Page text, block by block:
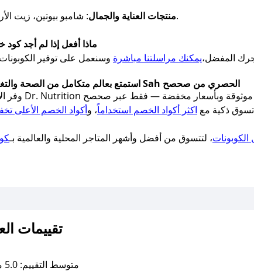
منتجات العناية والجمال: شامبو بيوتين، زيت الأرغان، فيتامينات البشرة.
ماذا أفعل إذا لم أجد
المفضل،يمكنك مراسلتنا مباشرة
استمتع بعالم متكامل من الصحة والتغذية بخصم 5% عبر كود Sah الحصري من صحصح
تسوق ذكية مع اكثر أكواد الخصم استخداماً، وأكواد الخصم الأعلى
، لتتسوق من أفضل وأشهر المتاجر المحلية والعالمية بـ
تقييمات
متوسط التقييم: 5.0 من 5 نجوم بواسطة 0 مستخدمين